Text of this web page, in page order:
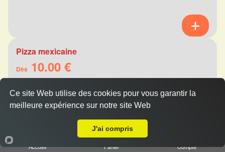
Pizza mexicaine
Dès 10.00 €
Base sauce tomate, fromage, viande hachée,
merguez, champignons, poivrons
Accueil Panier Compte
Ce site Web utilise des cookies pour vous garantir la
meilleure expérience sur notre site Web
J'ai compris